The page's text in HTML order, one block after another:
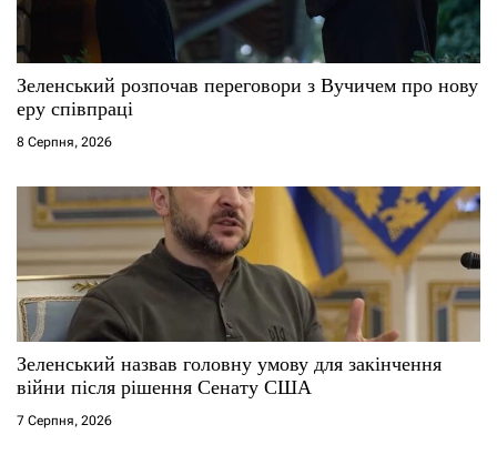
Зеленський розпочав переговори з Вучичем про нову
еру співпраці
8 Серпня, 2026
Зеленський назвав головну умову для закінчення
війни після рішення Сенату США
7 Серпня, 2026